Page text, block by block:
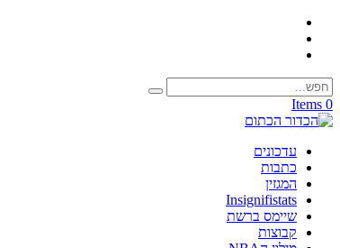
0 Items
עדכונים
כתבות
המגזין
Insignifistats
שיימס ברשת
קבוצות